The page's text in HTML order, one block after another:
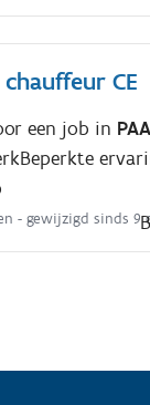
CE
een job in
Beperkte
- gewijzigd sinds 9